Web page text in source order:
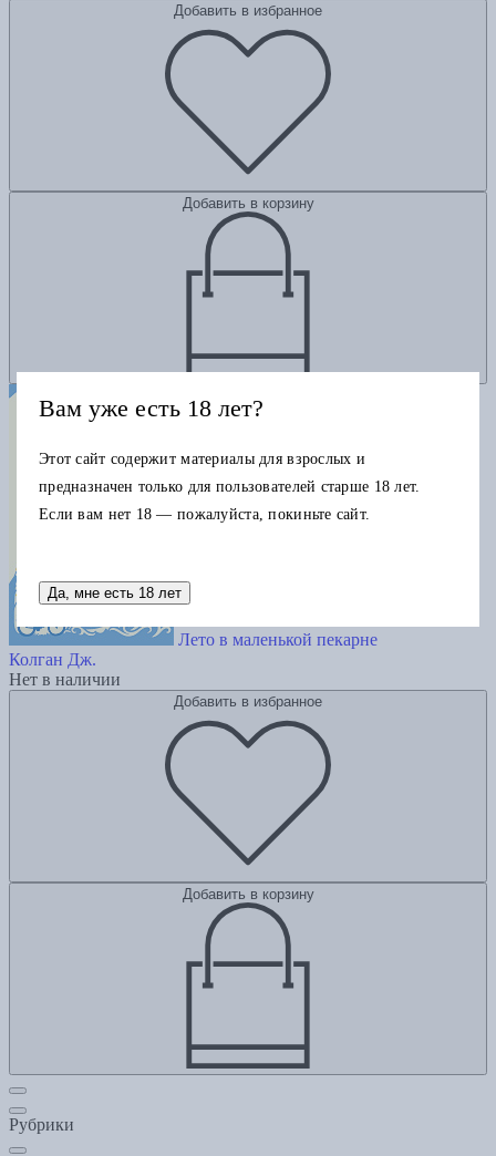
Добавить в избранное
Добавить в корзину
Лето в маленькой пекарне
Колган Дж.
Нет в наличии
Добавить в избранное
Добавить в корзину
Рубрики
Вам уже есть 18 лет?
Этот сайт содержит материалы для взрослых и
предназначен только для пользователей старше 18 лет.
Если вам нет 18 — пожалуйста, покиньте сайт.
Да, мне есть 18 лет